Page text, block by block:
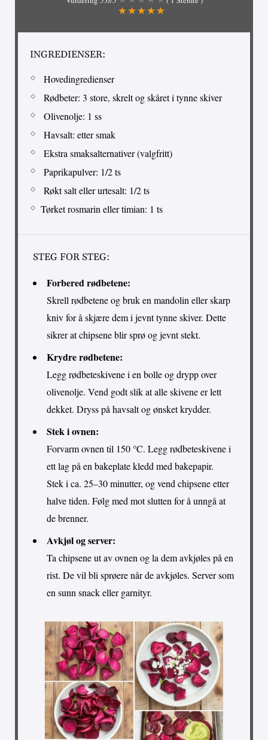
INGREDIENSER:
Hovedingredienser
Rødbeter: 3 store, skrelt og skåret i tynne skiver
Olivenolje: 1 ss
Havsalt: etter smak
Ekstra smaksalternativer (valgfritt)
Paprikapulver: 1/2 ts
Røkt salt eller urtesalt: 1/2 ts
Tørket rosmarin eller timian: 1 ts
STEG FOR STEG:
Forbered rødbetene:
Skrell rødbetene og bruk en mandolin eller skarp
kniv for å skjære dem i jevnt tynne skiver. Dette
sikrer at chipsene blir sprø og jevnt stekt.
Krydre rødbetene:
Legg rødbeteskivene i en bolle og drypp over
olivenolje. Vend godt slik at alle skivene er lett
dekket. Dryss på havsalt og ønsket krydder.
Stek i ovnen:
Forvarm ovnen til 150 °C. Legg rødbeteskivene i
ett lag på en bakeplate kledd med bakepapir.
Stek i ca. 25–30 minutter, og vend chipsene etter
halve tiden. Følg med mot slutten for å unngå at
de brenner.
Avkjøl og server:
Ta chipsene ut av ovnen og la dem avkjøles på en
rist. De vil bli sprøere når de avkjøles. Server som
en sunn snack eller garnityr.